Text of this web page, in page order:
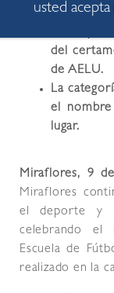
La
del
de AELU.
La
el
lugar.
Miraflores, 9
Miraflores
el deporte y
celebrando
Escuela de
realizado en la
usted acepta